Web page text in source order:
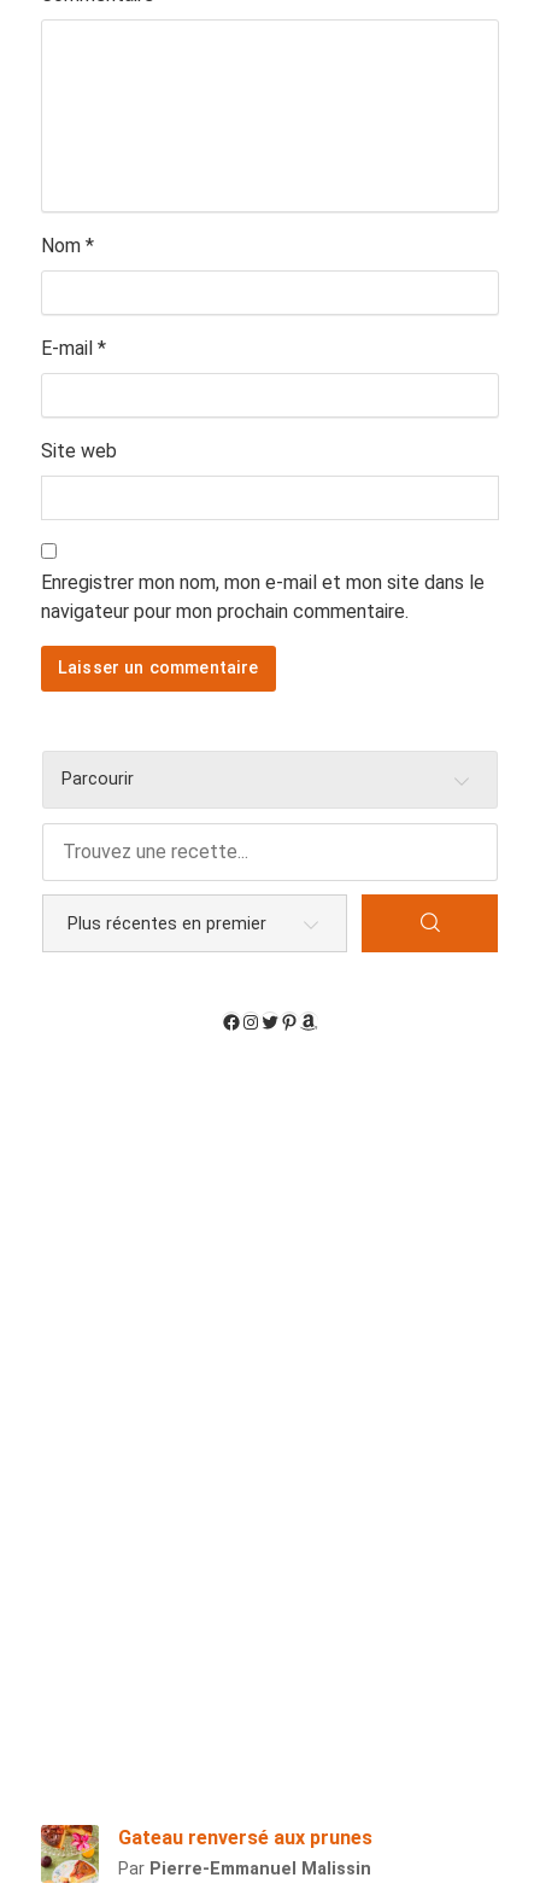
Nom *
E-mail *
Site web
Enregistrer mon nom, mon e-mail et mon site dans le
navigateur pour mon prochain commentaire.
Parcourir
Gateau renversé aux prunes
Par Pierre-Emmanuel Malissin